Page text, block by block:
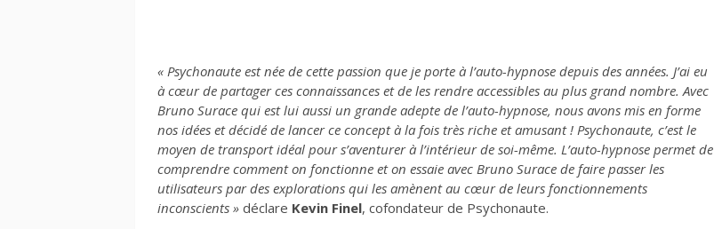
« Psychonaute est née de cette passion que je porte à l’auto-hypnose depuis des années. J’ai eu
à cœur de partager ces connaissances et de les rendre accessibles au plus grand nombre. Avec
Bruno Surace qui est lui aussi un grande adepte de l’auto-hypnose, nous avons mis en forme
nos idées et décidé de lancer ce concept à la fois très riche et amusant ! Psychonaute, c’est le
moyen de transport idéal pour s’aventurer à l’intérieur de soi-même. L’auto-hypnose permet de
comprendre comment on fonctionne et on essaie avec Bruno Surace de faire passer les
utilisateurs par des explorations qui les amènent au cœur de leurs fonctionnements
inconscients » déclare Kevin Finel, cofondateur de Psychonaute.